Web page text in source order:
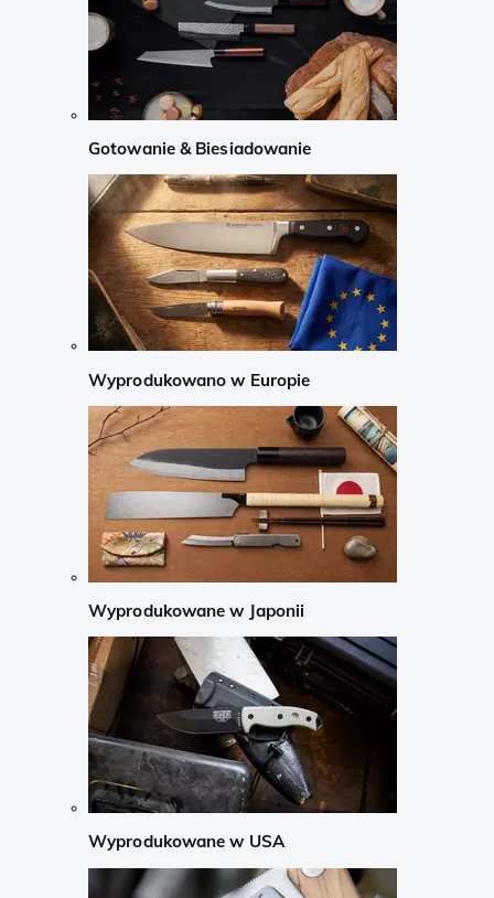
Gotowanie & Biesiadowanie
Wyprodukowano w Europie
Wyprodukowane w Japonii
Wyprodukowane w USA